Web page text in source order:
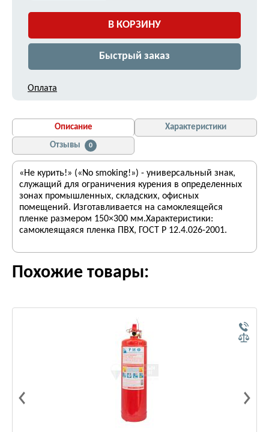
В КОРЗИНУ
Быстрый заказ
Оплата
Описание
Характеристики
Отзывы
0
«Не курить!» («No smoking!») - универсальный знак,
служащий для ограничения курения в определенных
зонах промышленных, складских, офисных
помещений. Изготавливается на самоклеящейся
пленке размером 150×300 мм.Характеристики:
самоклеящаяся пленка ПВХ, ГОСТ Р 12.4.026-2001.
Похожие товары: